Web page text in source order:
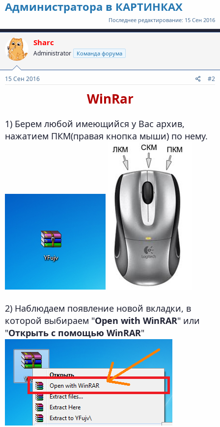
Администратора в КАРТИНКАХ
Последнее редактирование: 15 Сен 2016
Sharc
Administrator Команда форума
15 Сен 2016 #2
WinRar
1) Берем любой имеющийся у Вас архив,
нажатием ПКМ(правая кнопка мыши) по нему.
2) Наблюдаем появление новой вкладки, в
которой выбираем "Open with WinRAR" или
"Открыть с помощью WinRAR"